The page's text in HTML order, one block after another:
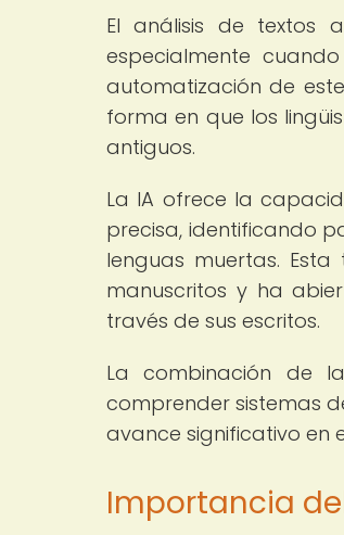
El análisis de textos
especialmente
automatización de
forma en que los
antiguos.
La IA ofrece la
precisa, identificando
lenguas muertas.
manuscritos y ha
través de sus escritos.
La combinación de
comprender sistemas
avance significativo en
Importancia